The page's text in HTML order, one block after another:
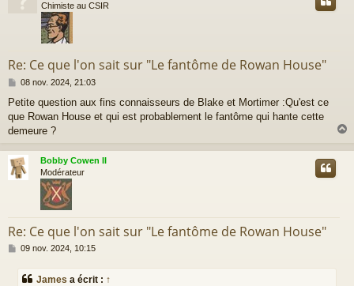
Chimiste au CSIR
Re: Ce que l'on sait sur "Le fantôme de Rowan House"
M
s
s
a
e
08 nov. 2024, 21:03
Petite question aux fins connaisseurs de Blake et Mortimer :Qu'est ce
que Rowan House et qui est probablement le fantôme qui hante cette
demeure ?
u
Bobby Cowen II
Modérateur
Re: Ce que l'on sait sur "Le fantôme de Rowan House"
M
s
09 nov. 2024, 10:15
James a écrit : ↑